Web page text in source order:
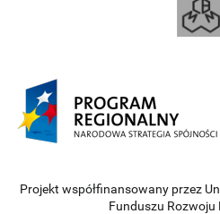
Projekt współfinansowany przez
Funduszu Rozwoju